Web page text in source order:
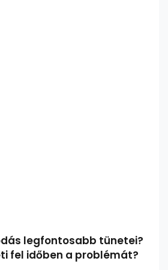
legfontosabb tünetei?
fel időben a problémát?